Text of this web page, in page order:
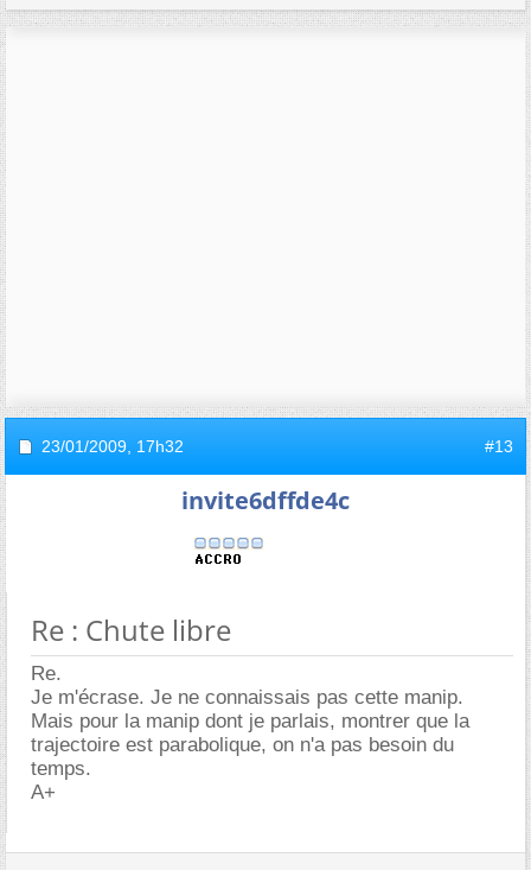
23/01/2009, 17h32 #13
invite6dffde4c
Re : Chute libre
Re.
Je m'écrase. Je ne connaissais pas cette manip.
Mais pour la manip dont je parlais, montrer que la
trajectoire est parabolique, on n'a pas besoin du
temps.
A+